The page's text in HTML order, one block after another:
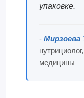
упаковке.
- Мирзоева
медицины